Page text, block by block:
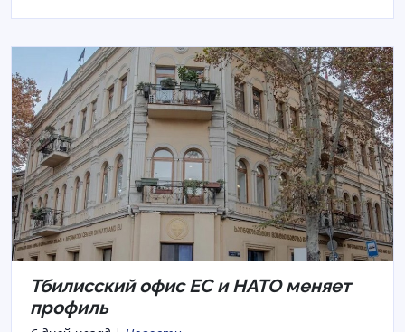
Тбилисский офис ЕС и НАТО меняет
профиль